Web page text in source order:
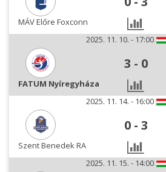
MÁV Előre Foxconn
2025. 11. 10. - 17:00
3 - 0
FATUM Nyíregyháza
2025. 11. 14. - 16:00
0 - 3
Szent Benedek RA
2025. 11. 15. - 14:00